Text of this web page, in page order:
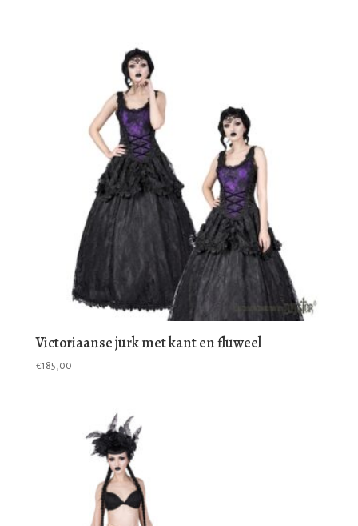
Victoriaanse jurk met kant en fluweel
€185,00